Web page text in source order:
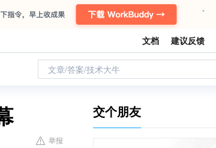
文档 建议反馈
文章/答案/技术大牛
举报
交个朋友